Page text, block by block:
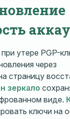
утере PGP-
через
страницу
зеркало
виде.
ключи на